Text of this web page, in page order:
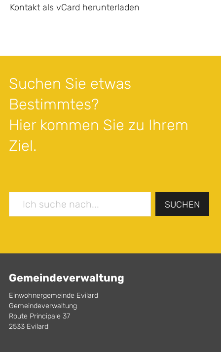
Kontakt als vCard herunterladen
Suchen Sie etwas
Bestimmtes?
Hier kommen Sie zu Ihrem
Ziel.
SUCHEN
Gemeindeverwaltung
Einwohnergemeinde Evilard
Gemeindeverwaltung
Route Principale 37
2533 Evilard